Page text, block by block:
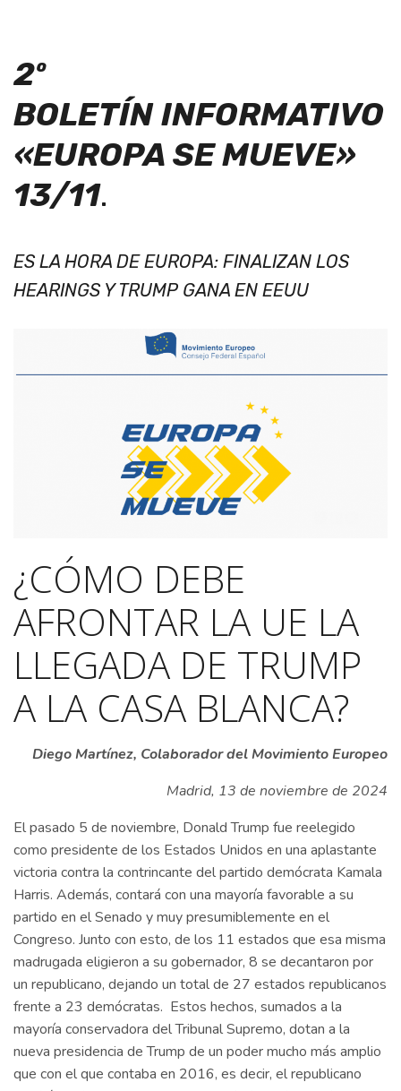
2º
BOLETÍN INFORMATIVO
«EUROPA SE MUEVE»
13/11.
ES LA HORA DE EUROPA: FINALIZAN LOS
HEARINGS Y TRUMP GANA EN EEUU
¿CÓMO DEBE
AFRONTAR LA UE LA
LLEGADA DE TRUMP
A LA CASA BLANCA?
Diego Martínez, Colaborador del Movimiento Europeo
Madrid, 13 de noviembre de 2024
El pasado 5 de noviembre, Donald Trump fue reelegido
como presidente de los Estados Unidos en una aplastante
victoria contra la contrincante del partido demócrata Kamala
Harris. Además, contará con una mayoría favorable a su
partido en el Senado y muy presumiblemente en el
Congreso. Junto con esto, de los 11 estados que esa misma
madrugada eligieron a su gobernador, 8 se decantaron por
un republicano, dejando un total de 27 estados republicanos
frente a 23 demócratas. Estos hechos, sumados a la
mayoría conservadora del Tribunal Supremo, dotan a la
nueva presidencia de Trump de un poder mucho más amplio
que con el que contaba en 2016, es decir, el republicano